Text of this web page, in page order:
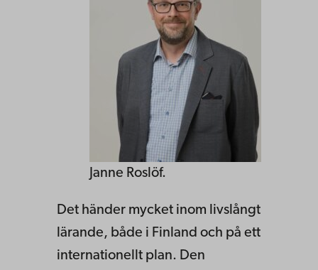
Janne Roslöf.
Det händer mycket inom livslångt
lärande, både i Finland och på ett
internationellt plan. Den